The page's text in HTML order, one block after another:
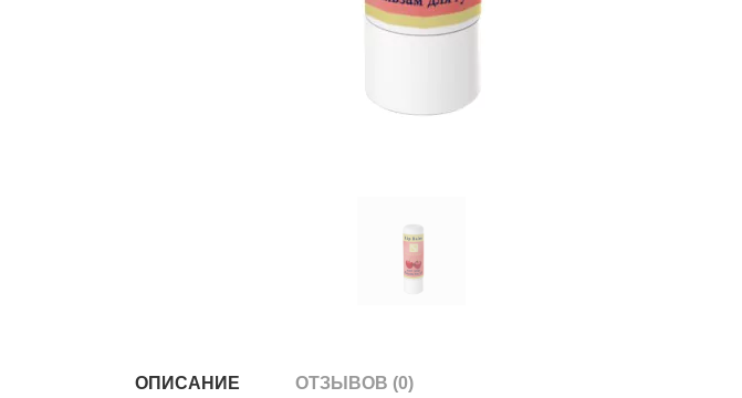
ОПИСАНИЕ ОТЗЫВОВ (0)